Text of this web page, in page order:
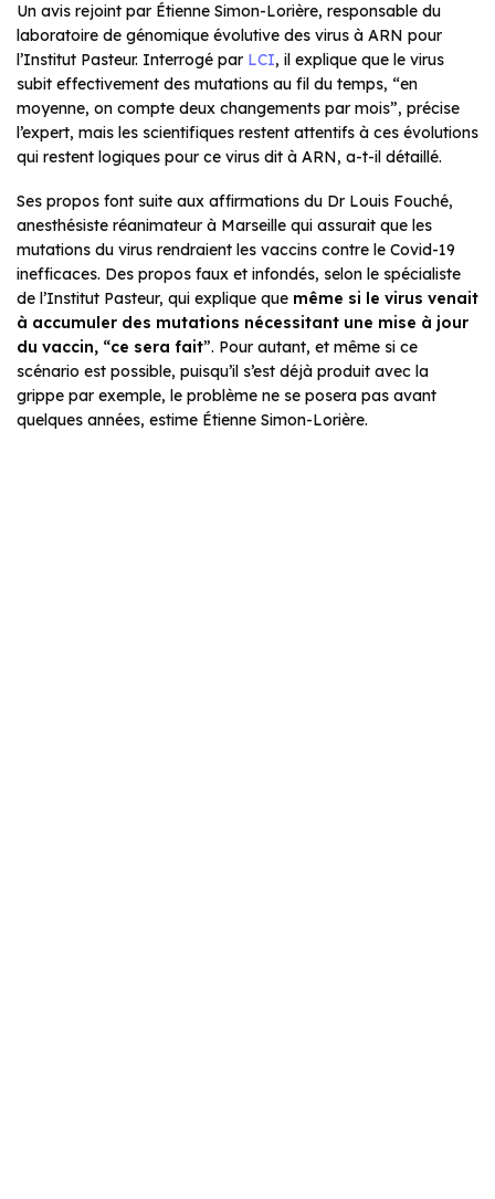
Un avis rejoint par Étienne Simon-Lorière, responsable du
laboratoire de génomique évolutive des virus à ARN pour
l’Institut Pasteur. Interrogé par LCI, il explique que le virus
subit effectivement des mutations au fil du temps, “en
moyenne, on compte deux changements par mois”, précise
l’expert, mais les scientifiques restent attentifs à ces évolutions
qui restent logiques pour ce virus dit à ARN, a-t-il détaillé.
Ses propos font suite aux affirmations du Dr Louis Fouché,
anesthésiste réanimateur à Marseille qui assurait que les
mutations du virus rendraient les vaccins contre le Covid-19
inefficaces. Des propos faux et infondés, selon le spécialiste
de l’Institut Pasteur, qui explique que même si le virus venait
à accumuler des mutations nécessitant une mise à jour
du vaccin, “ce sera fait”. Pour autant, et même si ce
scénario est possible, puisqu’il s’est déjà produit avec la
grippe par exemple, le problème ne se posera pas avant
quelques années, estime Étienne Simon-Lorière.